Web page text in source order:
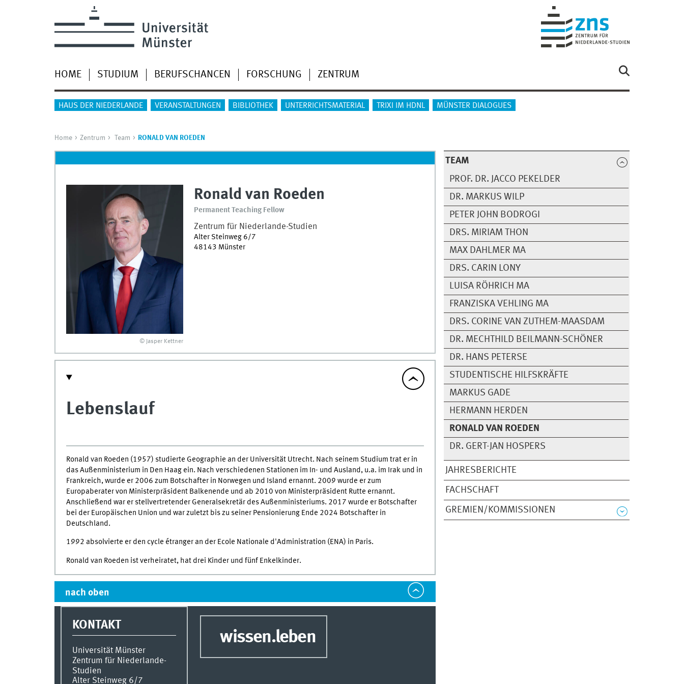
HOME STUDIUM BERUFSCHANCEN FORSCHUNG ZENTRUM
HAUS DER NIEDERLANDE VERANSTALTUNGEN BIBLIOTHEK UNTERRICHTSMATERIAL TRIXI IM HDNL MÜNSTER DIALOGUES
Home Zentrum Team RONALD VAN ROEDEN
TEAM
PROF. DR. JACCO PEKELDER
DR. MARKUS WILP
PETER JOHN BODROGI
DRS. MIRIAM THON
MAX DAHLMER MA
DRS. CARIN LONY
LUISA RÖHRICH MA
FRANZISKA VEHLING MA
DRS. CORINE VAN ZUTHEM-MAASDAM
DR. MECHTHILD BEILMANN-SCHÖNER
DR. HANS PETERSE
STUDENTISCHE HILFSKRÄFTE
MARKUS GADE
HERMANN HERDEN
RONALD VAN ROEDEN
DR. GERT-JAN HOSPERS
JAHRESBERICHTE
FACHSCHAFT
GREMIEN/KOMMISSIONEN
© Jasper Kettner
Ronald van Roeden
Permanent Teaching Fellow
Zentrum für Niederlande-Studien
Alter Steinweg 6/7
48143 Münster
Lebenslauf
Ronald van Roeden (1957) studierte Geographie an der Universität Utrecht. Nach seinem Studium trat er in
das Außenministerium in Den Haag ein. Nach verschiedenen Stationen im In- und Ausland, u.a. im Irak und in
Frankreich, wurde er 2006 zum Botschafter in Norwegen und Island ernannt. 2009 wurde er zum
Europaberater von Ministerpräsident Balkenende und ab 2010 von Ministerpräsident Rutte ernannt.
Anschließend war er stellvertretender Generalsekretär des Außenministeriums. 2017 wurde er Botschafter
bei der Europäischen Union und war zuletzt bis zu seiner Pensionierung Ende 2024 Botschafter in
Deutschland.
1992 absolvierte er den cycle étranger an der Ecole Nationale d'Administration (ENA) in Paris.
Ronald van Roeden ist verheiratet, hat drei Kinder und fünf Enkelkinder.
nach oben
KONTAKT
Universität Münster
Zentrum für Niederlande-
Studien
Alter Steinweg 6/7
wissen.leben